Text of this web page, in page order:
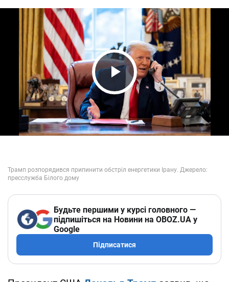
Play Video
Будьте першими у курсі головного —
підпишіться на Новини на OBOZ.UA у
Google
Підписатися